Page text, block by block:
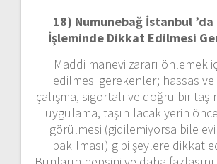
18) Numunebağ İstanbul ’da
İşleminde Dikkat Edilmesi
Maddi manevi zararı önlemek
edilmesi gerekenler; hassas
çalışma, sigortalı ve doğru bir
uygulama, taşınılacak yerin
görülmesi (gidilemiyorsa bile
bakılması) gibi şeylere dikkat